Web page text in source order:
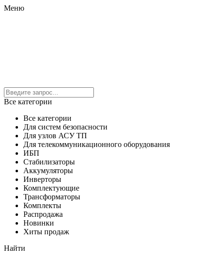
Меню
Все категории
Все категории
Для систем безопасности
Для узлов АСУ ТП
Для телекоммуникационного оборудования
ИБП
Стабилизаторы
Аккумуляторы
Инверторы
Комплектующие
Трансформаторы
Комплекты
Распродажа
Новинки
Хиты продаж
Найти